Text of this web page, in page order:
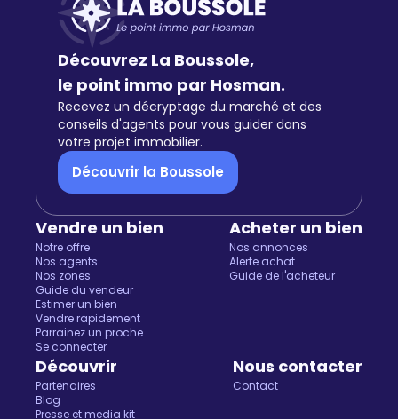
Découvrez La Boussole,
le point immo par Hosman.
Recevez un décryptage du marché et des
conseils d'agents pour vous guider dans
votre projet immobilier.
Découvrir la Boussole
Vendre un bien
Notre offre
Nos agents
Nos zones
Guide du vendeur
Estimer un bien
Vendre rapidement
Parrainez un proche
Se connecter
Acheter un bien
Nos annonces
Alerte achat
Guide de l'acheteur
Découvrir
Partenaires
Blog
Presse et media kit
Nous contacter
Contact